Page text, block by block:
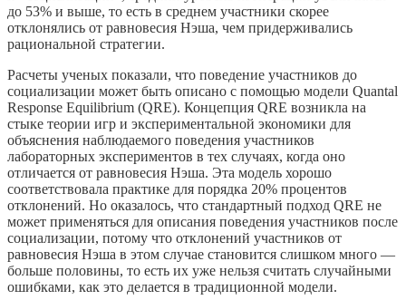
до 53% и выше, то есть в среднем участники скорее
отклонялись от равновесия Нэша, чем придерживались
рациональной стратегии.
Расчеты ученых показали, что поведение участников до
социализации может быть описано с помощью модели Quantal
Response Equilibrium (QRE). Концепция QRE возникла на
стыке теории игр и экспериментальной экономики для
объяснения наблюдаемого поведения участников
лабораторных экспериментов в тех случаях, когда оно
отличается от равновесия Нэша. Эта модель хорошо
соответствовала практике для порядка 20% процентов
отклонений. Но оказалось, что стандартный подход QRE не
может применяться для описания поведения участников после
социализации, потому что отклонений участников от
равновесия Нэша в этом случае становится слишком много —
больше половины, то есть их уже нельзя считать случайными
ошибками, как это делается в традиционной модели.